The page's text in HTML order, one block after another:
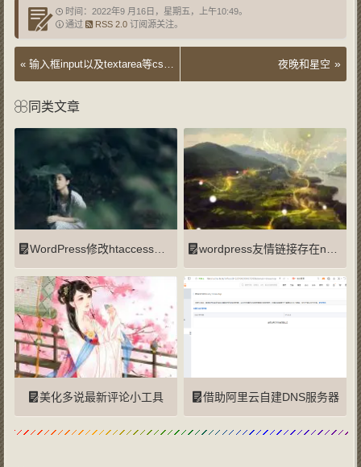
时间：2022年9 月16日，星期五，上午10:49。
通过
RSS 2.0订阅源关注。
« 输入框input以及textarea等css标签:focus更改样式无效的解决办法 夜晚和星空 »
同类文章
WordPress修改htaccess实现301重定向 wordpress友情链接存在nofollow的原因和解决方法
美化多说最新评论小工具 借助阿里云自建DNS服务器